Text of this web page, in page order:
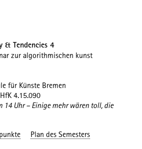
& Tendencies 4
zur algorithmischen kunst
für Künste Bremen
4.15.090
14 Uhr – Einige mehr wären toll, die
Plan des Semesters